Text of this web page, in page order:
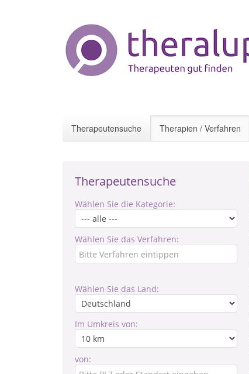
Therapeutensuche Therapien / Verfahren
Therapeutensuche
Wählen Sie die Kategorie:
Wählen Sie das Verfahren:
Wählen Sie das Land:
Im Umkreis von:
von: